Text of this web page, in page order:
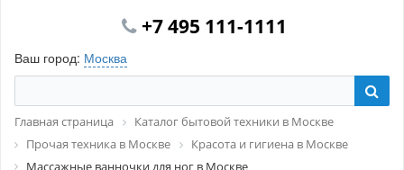
+7 495 111-1111
Ваш город: Москва
Главная страница
Каталог бытовой техники в Москве
Прочая техника в Москве
Красота и гигиена в Москве
Массажные ванночки для ног в Москве